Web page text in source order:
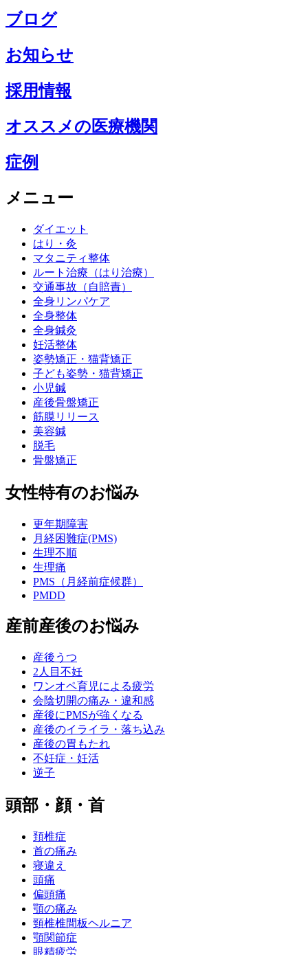
ブログ
お知らせ
採用情報
オススメの医療機関
症例
メニュー
ダイエット
はり・灸
マタニティ整体
ルート治療（はり治療）
交通事故（自賠責）
全身リンパケア
全身整体
全身鍼灸
妊活整体
姿勢矯正・猫背矯正
子ども姿勢・猫背矯正
小児鍼
産後骨盤矯正
筋膜リリース
美容鍼
脱毛
骨盤矯正
女性特有のお悩み
更年期障害
月経困難症(PMS)
生理不順
生理痛
PMS（月経前症候群）
PMDD
産前産後のお悩み
産後うつ
2人目不妊
ワンオペ育児による疲労
会陰切開の痛み・違和感
産後にPMSが強くなる
産後のイライラ・落ち込み
産後の胃もたれ
不妊症・妊活
逆子
頭部・顔・首
頚椎症
首の痛み
寝違え
頭痛
偏頭痛
顎の痛み
頸椎椎間板ヘルニア
顎関節症
眼精疲労